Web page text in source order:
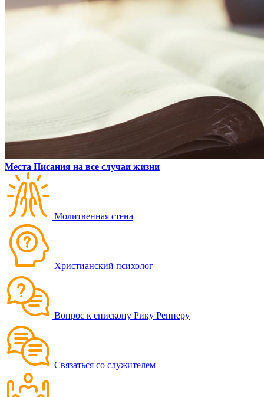
Места Писания на все случаи жизни
Молитвенная стена
Христианский психолог
Вопрос к епископу Рику Реннеру
Связаться со служителем